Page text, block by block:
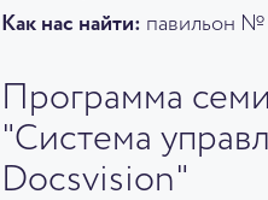
Как нас найти: павильон №
Программа
"Система
Docsvision"